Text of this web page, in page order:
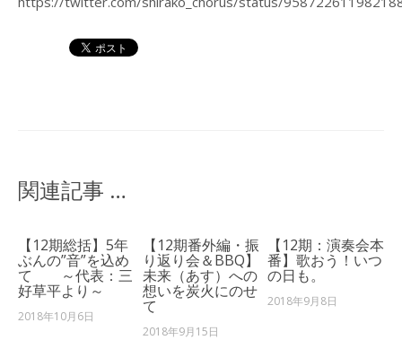
関連記事 …
【12期総括】5年
ぶんの”音”を込め
て ～代表：三
好草平より～
2018年10月6日
【12期番外編・振
り返り会＆BBQ】
未来（あす）への
想いを炭火にのせ
て
2018年9月15日
【12期：演奏会本
番】歌おう！いつ
の日も。
2018年9月8日